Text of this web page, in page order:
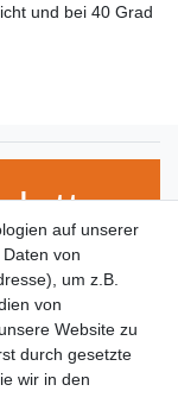
und bei 40 Grad
auf unserer
von
um z.B.
von
Website zu
durch gesetzte
wir in den